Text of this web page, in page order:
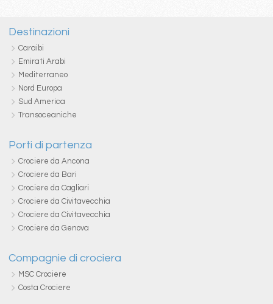
Destinazioni
Caraibi
Emirati Arabi
Mediterraneo
Nord Europa
Sud America
Transoceaniche
Porti di partenza
Crociere da Ancona
Crociere da Bari
Crociere da Cagliari
Crociere da Civitavecchia
Crociere da Civitavecchia
Crociere da Genova
Compagnie di crociera
MSC Crociere
Costa Crociere